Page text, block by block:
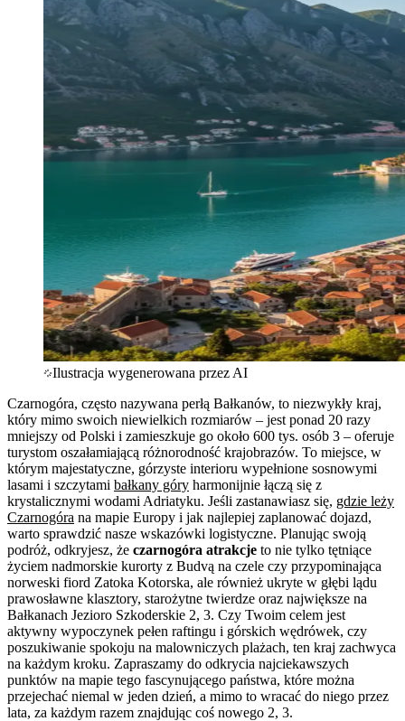
Ilustracja wygenerowana przez AI
Czarnogóra, często nazywana perłą Bałkanów, to niezwykły kraj,
który mimo swoich niewielkich rozmiarów – jest ponad 20 razy
mniejszy od Polski i zamieszkuje go około 600 tys. osób 3 – oferuje
turystom oszałamiającą różnorodność krajobrazów. To miejsce, w
którym majestatyczne, górzyste interioru wypełnione sosnowymi
lasami i szczytami bałkany góry harmonijnie łączą się z
krystalicznymi wodami Adriatyku. Jeśli zastanawiasz się, gdzie leży
Czarnogóra na mapie Europy i jak najlepiej zaplanować dojazd,
warto sprawdzić nasze wskazówki logistyczne. Planując swoją
podróż, odkryjesz, że czarnogóra atrakcje to nie tylko tętniące
życiem nadmorskie kurorty z Budvą na czele czy przypominająca
norweski fiord Zatoka Kotorska, ale również ukryte w głębi lądu
prawosławne klasztory, starożytne twierdze oraz największe na
Bałkanach Jezioro Szkoderskie 2, 3. Czy Twoim celem jest
aktywny wypoczynek pełen raftingu i górskich wędrówek, czy
poszukiwanie spokoju na malowniczych plażach, ten kraj zachwyca
na każdym kroku. Zapraszamy do odkrycia najciekawszych
punktów na mapie tego fascynującego państwa, które można
przejechać niemal w jeden dzień, a mimo to wracać do niego przez
lata, za każdym razem znajdując coś nowego 2, 3.